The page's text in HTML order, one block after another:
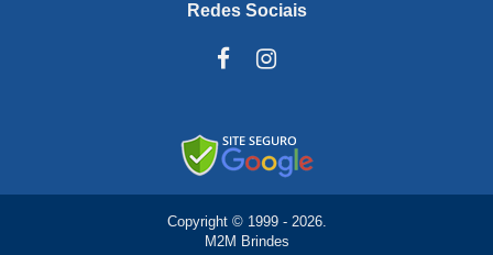
Redes Sociais
Copyright © 1999 - 2026.
M2M Brindes